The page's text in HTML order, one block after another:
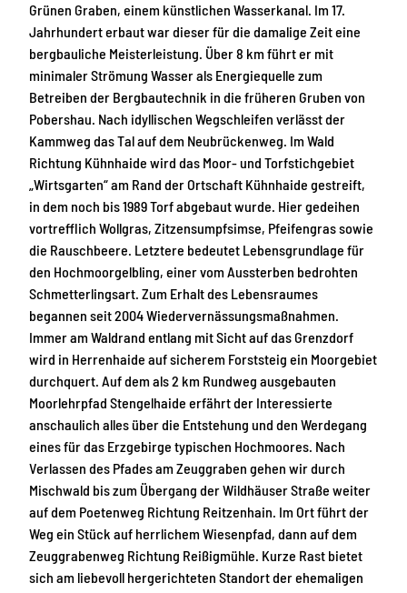
Grünen Graben, einem künstlichen Wasserkanal. Im 17.
Jahrhundert erbaut war dieser für die damalige Zeit eine
bergbauliche Meisterleistung. Über 8 km führt er mit
minimaler Strömung Wasser als Energiequelle zum
Betreiben der Bergbautechnik in die früheren Gruben von
Pobershau. Nach idyllischen Wegschleifen verlässt der
Kammweg das Tal auf dem Neubrückenweg. Im Wald
Richtung Kühnhaide wird das Moor- und Torfstichgebiet
„Wirtsgarten“ am Rand der Ortschaft Kühnhaide gestreift,
in dem noch bis 1989 Torf abgebaut wurde. Hier gedeihen
vortrefflich Wollgras, Zitzensumpfsimse, Pfeifengras sowie
die Rauschbeere. Letztere bedeutet Lebensgrundlage für
den Hochmoorgelbling, einer vom Aussterben bedrohten
Schmetterlingsart. Zum Erhalt des Lebensraumes
begannen seit 2004 Wiedervernässungsmaßnahmen.
Immer am Waldrand entlang mit Sicht auf das Grenzdorf
wird in Herrenhaide auf sicherem Forststeig ein Moorgebiet
durchquert. Auf dem als 2 km Rundweg ausgebauten
Moorlehrpfad Stengelhaide erfährt der Interessierte
anschaulich alles über die Entstehung und den Werdegang
eines für das Erzgebirge typischen Hochmoores. Nach
Verlassen des Pfades am Zeuggraben gehen wir durch
Mischwald bis zum Übergang der Wildhäuser Straße weiter
auf dem Poetenweg Richtung Reitzenhain. Im Ort führt der
Weg ein Stück auf herrlichem Wiesenpfad, dann auf dem
Zeuggrabenweg Richtung Reißigmühle. Kurze Rast bietet
sich am liebevoll hergerichteten Standort der ehemaligen